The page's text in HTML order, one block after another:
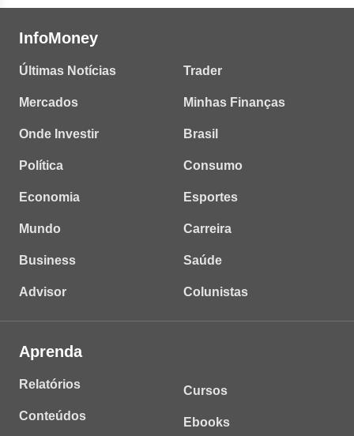
InfoMoney
Últimas Notícias
Mercados
Onde Investir
Política
Economia
Mundo
Business
Advisor
Trader
Minhas Finanças
Brasil
Consumo
Esportes
Carreira
Saúde
Colunistas
Aprenda
Relatórios
Conteúdos
Cursos
Ebooks